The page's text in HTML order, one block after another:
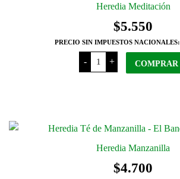
Heredia Meditación
$5.550
PRECIO SIN IMPUESTOS NACIONALES:
-
Heredia
Meditación
cantidad
+ COMPRAR
Heredia Manzanilla
$4.700